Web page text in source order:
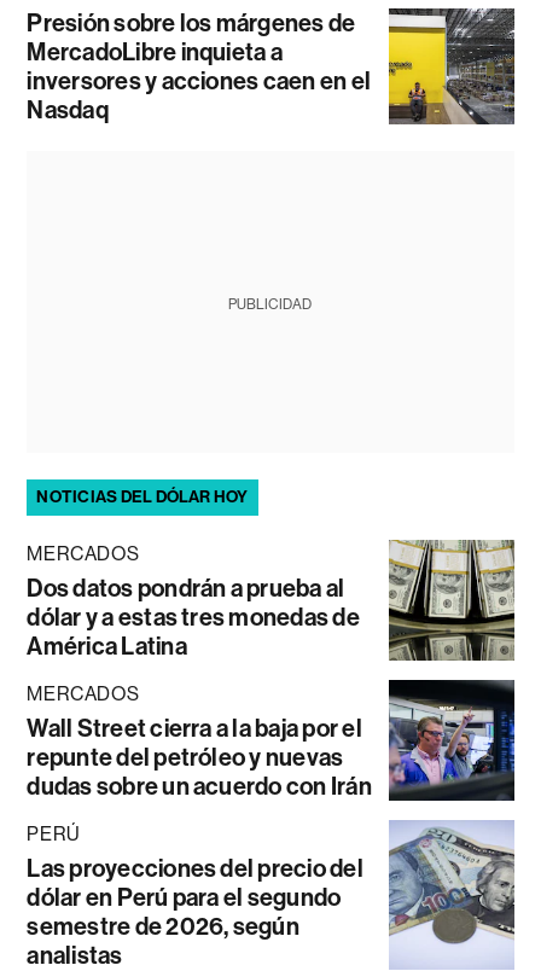
Presión sobre los márgenes de
MercadoLibre inquieta a
inversores y acciones caen en el
Nasdaq
PUBLICIDAD
NOTICIAS DEL DÓLAR HOY
MERCADOS
Dos datos pondrán a prueba al
dólar y a estas tres monedas de
América Latina
MERCADOS
Wall Street cierra a la baja por el
repunte del petróleo y nuevas
dudas sobre un acuerdo con Irán
PERÚ
Las proyecciones del precio del
dólar en Perú para el segundo
semestre de 2026, según
analistas